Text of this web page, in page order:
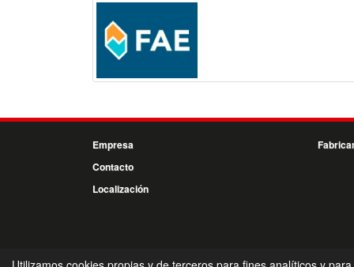
Empresa
Contacto
Localización